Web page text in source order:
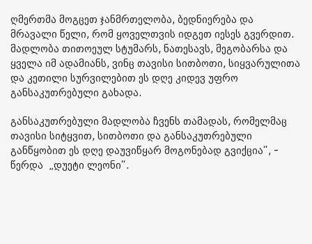
ღმერთმა მოგცეთ ჯანმრთელობა, ბედნიერება და
მრავალი წელი, რომ ყოველთვის იდგეთ იესეს გვერდით.
მადლობა თითოეულ სტუმარს, ნათესავს, მეგობარსა და
ყველა იმ ადამიანს, ვინც თავისი სითბოთი, სიყვარულითა
და კეთილი სურვილებით ეს დღე კიდევ უფრო
განსაკუთრებული გახადა.
განსაკუთრებული მადლობა ჩვენს თამადას, რომელმაც
თავისი სიტყვით, სითბოთი და განსაკუთრებული
განწყობით ეს დღე დაუვიწყარ მოგონებად გვიქცია“, -
წერდა „დუეტი ლეონი“.